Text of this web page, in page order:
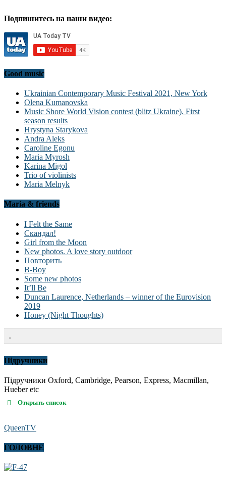
Подпишитесь на наши видео:
Good music
Ukrainian Contemporary Music Festival 2021, New York
Olena Kumanovska
Music Shore World Vision contest (blitz Ukraine). First
season results
Hrystyna Starykova
Andra Aleks
Caroline Egonu
Maria Myrosh
Karina Migol
Trio of violinists
Maria Melnyk
Maria & friends
I Felt the Same
Скандал!
Girl from the Moon
New photos. A love story outdoor
Повторить
B-Boy
Some new photos
It’ll Be
Duncan Laurence, Netherlands – winner of the Eurovision
2019
Honey (Night Thoughts)
.
Підручники
Підручники Oxford, Cambridge, Pearson, Express, Macmillan,
Hueber etc
Открыть список
QueenTV
ГОЛОВНЕ